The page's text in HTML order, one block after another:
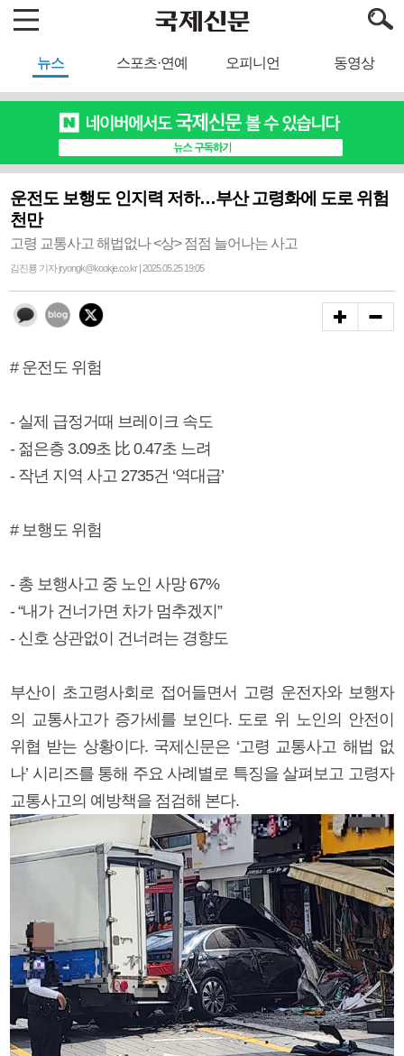
뉴스 스포츠·연예 오피니언 동영상
운전도 보행도 인지력 저하…부산 고령화에 도로 위험
천만
고령 교통사고 해법없나 <상> 점점 늘어나는 사고
김진룡 기자 jryongk@kookje.co.kr | 2025.05.25 19:05
# 운전도 위험
- 실제 급정거때 브레이크 속도
- 젊은층 3.09초 比 0.47초 느려
- 작년 지역 사고 2735건 ‘역대급’
# 보행도 위험
- 총 보행사고 중 노인 사망 67%
- “내가 건너가면 차가 멈추겠지”
- 신호 상관없이 건너려는 경향도
부산이 초고령사회로 접어들면서 고령 운전자와 보행자
의 교통사고가 증가세를 보인다. 도로 위 노인의 안전이
위협 받는 상황이다. 국제신문은 ‘고령 교통사고 해법 없
나’ 시리즈를 통해 주요 사례별로 특징을 살펴보고 고령자
교통사고의 예방책을 점검해 본다.